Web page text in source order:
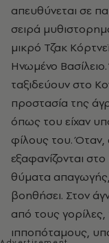
απευθύνεται σε
σειρά
μικρό Τζακ
Ηνωμένο Βασίλειο.
ταξιδεύουν στο
προστασία της
όπως του είχαν
φίλους του. Όταν,
εξαφανίζονται
θύματα απαγωγής,
βοηθήσει. Στον
από τους
ιπποπόταμους,